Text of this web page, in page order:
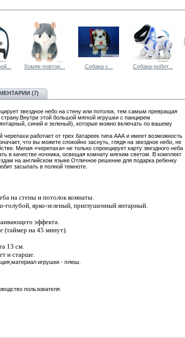
Хомяк-повтор... Собака с... Собака-робот...
(7)
звездное небо на стену или потолок, тем самым превращая
этой большой мягкой игрушки с панцирем
синий и зеленый), которые можно включать по вашему
работает от трех батареек типа ААА и имеет возможность
что вы можете спокойно заснуть, глядя на звездное небо, не
Милая «черепаха» не только спроецирует карту звездного неба
в качестве ночника, освещая комнату мягким светом. В комплект
на английском языке.Отличное решение для подарка ребенку
засыпать в полной темноте.
на стены и потолок комнаты.
голубой, ярко-зеленый, приглушенный янтарный.
эффекта.
(таймер на 45 минут).
13 см.
и старше.
игрушки - плюш.
пользователя.